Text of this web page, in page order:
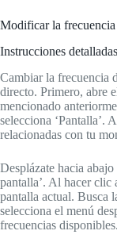
Modificar la
Instrucciones
Cambiar la frecuencia
directo. Primero, abre
mencionado
selecciona ‘Pantalla’.
relacionadas con tu
Desplázate hacia
pantalla’. Al hacer clic
pantalla actual. Busca
selecciona el menú
frecuencias disponibles.